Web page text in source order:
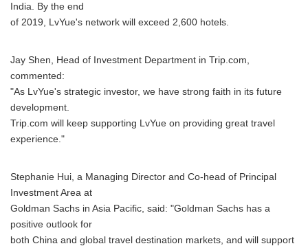
India. By the end
of 2019, LvYue's network will exceed 2,600 hotels.
Jay Shen, Head of Investment Department in Trip.com,
commented:
"As LvYue's strategic investor, we have strong faith in its future
development.
Trip.com will keep supporting LvYue on providing great travel
experience."
Stephanie Hui, a Managing Director and Co-head of Principal
Investment Area at
Goldman Sachs in Asia Pacific, said: "Goldman Sachs has a
positive outlook for
both China and global travel destination markets, and will support